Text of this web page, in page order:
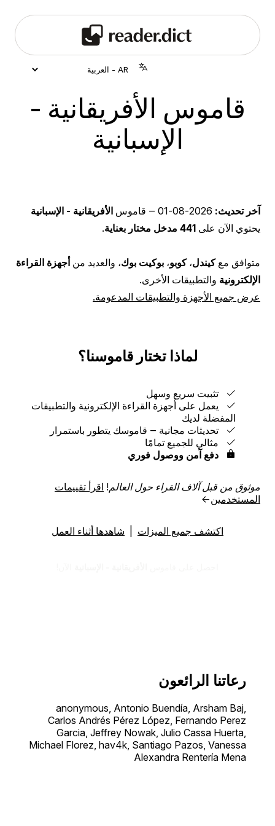
قاموس الأفريقانية -
الإسبانية
آخر تحديث: 2026-08-01 ‒ قاموس الأفريقانية - الإسبانية
يحتوي الآن على 441 مدخل مختار بعناية .
متوافق معكيندل،كوبو، بوكيت بوك، والعديد منأجهزة القراءة
الإلكترونية والتطبيقات الأخرى.
عرض جميع الأجهزة والتطبيقات المدعومة.
لماذا تختار قاموسنا؟
تثبيت سريع وسهل
يعمل على أجهزة القراءة الإلكترونية والتطبيقات
المفضلة لديك
تحديثات مجانية ‒ قاموسك يتطور باستمرار
مثالي للجميع تمامًا
دفع آمن ووصول فوري
موثوق من قبل آلاف القراء حول العالم! اقرأ تقييمات
المستخدمين→
اكتشف جميع الميزات شاهدها أثناء العمل
رعاتنا الرائعون
anonymous, Antonio Buendía, Arsham Baj,
Carlos Andrés Pérez López, Fernando Perez
Garcia, Jeffrey Nowak, Julio Cassa Huerta,
Michael Florez, hav4k, Santiago Pazos, Vanessa
Alexandra Rentería Mena